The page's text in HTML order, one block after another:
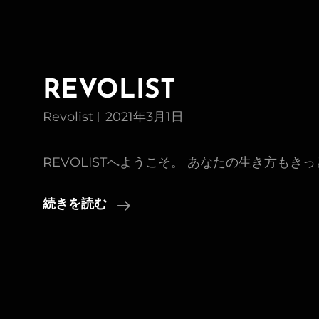
REVOLIST
Revolist 2021年3月1日
REVOLISTへようこそ。 あなたの生き方もきっ
続きを読む REVOLIST